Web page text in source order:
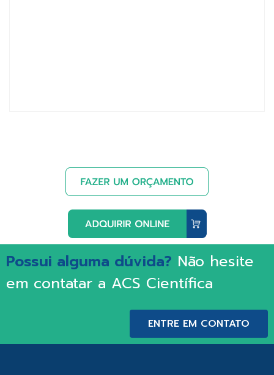
Possui alguma dúvida? Não hesite
em contatar a ACS Científica
ENTRE EM CONTATO